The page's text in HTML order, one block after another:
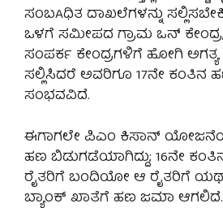
ಸಂಬAಧಿತ ದಾಖಲೆಗಳನ್ನು
ಒಳಗೆ ಸಮೀಪದ ಗ್ರಾಮ ಒನ್
ಸಂಪರ್ಕ ಕೇಂದ್ರಗಳಿಗೆ ಹೋಗಿ ಅಗತ್ಯ
ಸಲ್ಲಿಸಿದರೆ ಅವರಿಗೂ 17ನೇ ಕಂತಿನ
ಸಂಭವವಿದೆ.
ಈಗಾಗಲೇ ಪಿಎಂ ಕಿಸಾನ್
ಹಣ ಬಿಡುಗಡೆಯಾಗಿದ್ದು; 16ನೇ
ರೈತರಿಗೆ ಬಂದಿಯೋ ಆ ರೈತರಿಗೆ
ಬ್ಯಾಂಕ್ ಖಾತೆಗೆ ಹಣ ಜಮಾ